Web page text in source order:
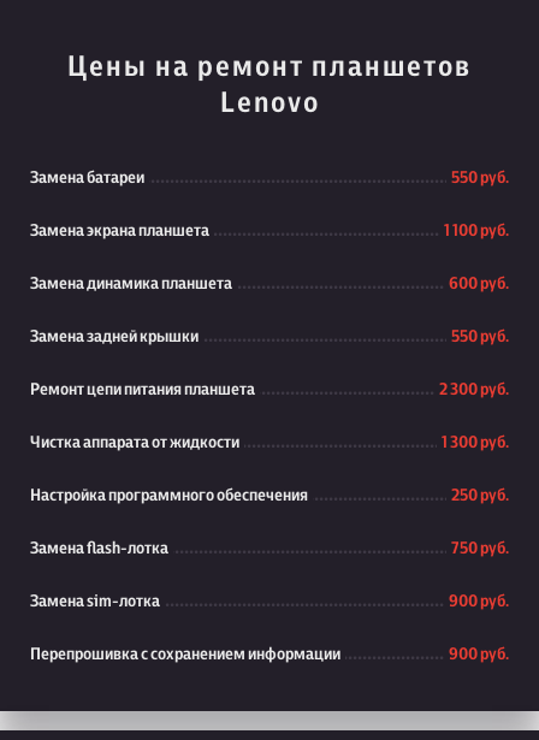
Цены на ремонт планшетов
Lenovo
Замена батареи 550 руб.
Замена экрана планшета 1 100 руб.
Замена динамика планшета 600 руб.
Замена задней крышки 550 руб.
Ремонт цепи питания планшета 2 300 руб.
Чистка аппарата от жидкости 1 300 руб.
Настройка программного обеспечения 250 руб.
Замена flash-лотка 750 руб.
Замена sim-лотка 900 руб.
Перепрошивка с сохранением информации 900 руб.